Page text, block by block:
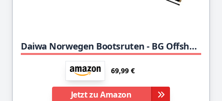
Daiwa Norwegen Bootsruten - BG Offshore Boat 2,40m 150-400g
69,99 €
Jetzt zu Amazon